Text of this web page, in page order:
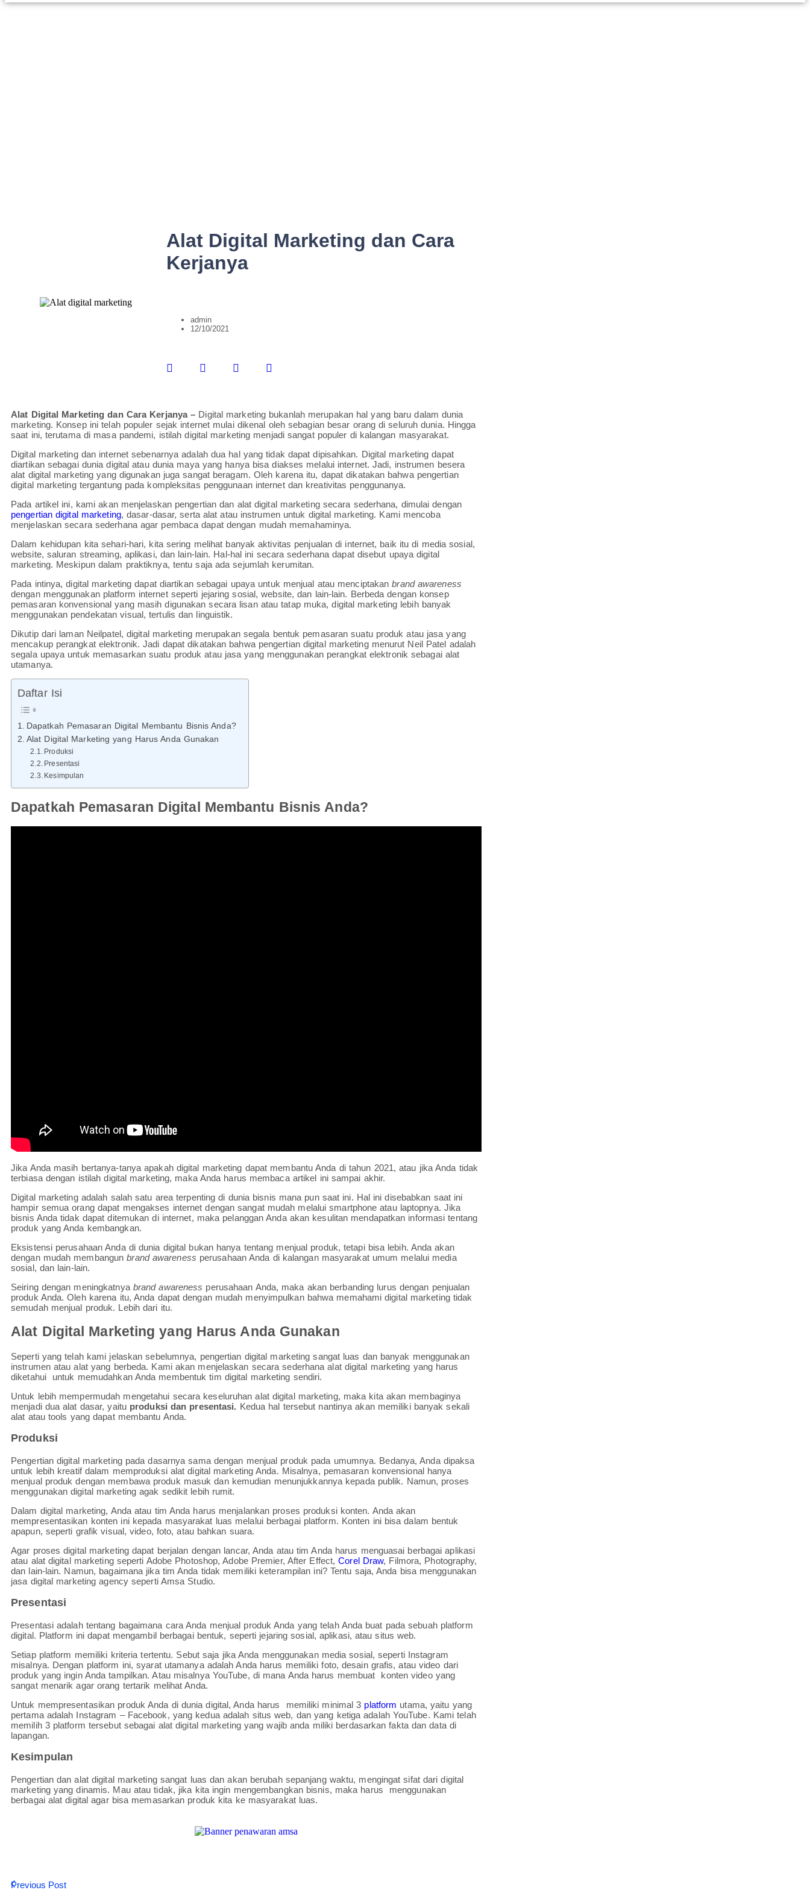
Alat Digital Marketing dan Cara
Kerjanya
admin
12/10/2021
Alat Digital Marketing dan Cara Kerjanya – Digital marketing bukanlah merupakan hal yang baru dalam dunia
marketing. Konsep ini telah populer sejak internet mulai dikenal oleh sebagian besar orang di seluruh dunia. Hingga
saat ini, terutama di masa pandemi, istilah digital marketing menjadi sangat populer di kalangan masyarakat.
Digital marketing dan internet sebenarnya adalah dua hal yang tidak dapat dipisahkan. Digital marketing dapat
diartikan sebagai dunia digital atau dunia maya yang hanya bisa diakses melalui internet. Jadi, instrumen besera
alat digital marketing yang digunakan juga sangat beragam. Oleh karena itu, dapat dikatakan bahwa pengertian
digital marketing tergantung pada kompleksitas penggunaan internet dan kreativitas penggunanya.
Pada artikel ini, kami akan menjelaskan pengertian dan alat digital marketing secara sederhana, dimulai dengan
pengertian digital marketing, dasar-dasar, serta alat atau instrumen untuk digital marketing. Kami mencoba
menjelaskan secara sederhana agar pembaca dapat dengan mudah memahaminya.
Dalam kehidupan kita sehari-hari, kita sering melihat banyak aktivitas penjualan di internet, baik itu di media sosial,
website, saluran streaming, aplikasi, dan lain-lain. Hal-hal ini secara sederhana dapat disebut upaya digital
marketing. Meskipun dalam praktiknya, tentu saja ada sejumlah kerumitan.
Pada intinya, digital marketing dapat diartikan sebagai upaya untuk menjual atau menciptakanbrand awareness
dengan menggunakan platform internet seperti jejaring sosial, website, dan lain-lain. Berbeda dengan konsep
pemasaran konvensional yang masih digunakan secara lisan atau tatap muka, digital marketing lebih banyak
menggunakan pendekatan visual, tertulis dan linguistik.
Dikutip dari laman Neilpatel, digital marketing merupakan segala bentuk pemasaran suatu produk atau jasa yang
mencakup perangkat elektronik. Jadi dapat dikatakan bahwa pengertian digital marketing menurut Neil Patel adalah
segala upaya untuk memasarkan suatu produk atau jasa yang menggunakan perangkat elektronik sebagai alat
utamanya.
Daftar Isi
Dapatkah Pemasaran Digital Membantu Bisnis Anda?
Alat Digital Marketing yang Harus Anda Gunakan
Produksi
Presentasi
Kesimpulan
Dapatkah Pemasaran Digital Membantu Bisnis Anda?
Jika Anda masih bertanya-tanya apakah digital marketing dapat membantu Anda di tahun 2021, atau jika Anda tidak
terbiasa dengan istilah digital marketing, maka Anda harus membaca artikel ini sampai akhir.
Digital marketing adalah salah satu area terpenting di dunia bisnis mana pun saat ini. Hal ini disebabkan saat ini
hampir semua orang dapat mengakses internet dengan sangat mudah melalui smartphone atau laptopnya. Jika
bisnis Anda tidak dapat ditemukan di internet, maka pelanggan Anda akan kesulitan mendapatkan informasi tentang
produk yang Anda kembangkan.
Eksistensi perusahaan Anda di dunia digital bukan hanya tentang menjual produk, tetapi bisa lebih. Anda akan
dengan mudah membangunbrand awareness perusahaan Anda di kalangan masyarakat umum melalui media
sosial, dan lain-lain.
Seiring dengan meningkatnya brand awareness perusahaan Anda, maka akan berbanding lurus dengan penjualan
produk Anda. Oleh karena itu, Anda dapat dengan mudah menyimpulkan bahwa memahami digital marketing tidak
semudah menjual produk. Lebih dari itu.
Alat Digital Marketing yang Harus Anda Gunakan
Seperti yang telah kami jelaskan sebelumnya, pengertian digital marketing sangat luas dan banyak menggunakan
instrumen atau alat yang berbeda. Kami akan menjelaskan secara sederhana alat digital marketing yang harus
diketahui untuk memudahkan Anda membentuk tim digital marketing sendiri.
Untuk lebih mempermudah mengetahui secara keseluruhan alat digital marketing, maka kita akan membaginya
menjadi dua alat dasar, yaitu produksi dan presentasi. Kedua hal tersebut nantinya akan memiliki banyak sekali
alat atau tools yang dapat membantu Anda.
Produksi
Pengertian digital marketing pada dasarnya sama dengan menjual produk pada umumnya. Bedanya, Anda dipaksa
untuk lebih kreatif dalam memproduksi alat digital marketing Anda. Misalnya, pemasaran konvensional hanya
menjual produk dengan membawa produk masuk dan kemudian menunjukkannya kepada publik. Namun, proses
menggunakan digital marketing agak sedikit lebih rumit.
Dalam digital marketing, Anda atau tim Anda harus menjalankan proses produksi konten. Anda akan
mempresentasikan konten ini kepada masyarakat luas melalui berbagai platform. Konten ini bisa dalam bentuk
apapun, seperti grafik visual, video, foto, atau bahkan suara.
Agar proses digital marketing dapat berjalan dengan lancar, Anda atau tim Anda harus menguasai berbagai aplikasi
atau alat digital marketing seperti Adobe Photoshop, Adobe Premier, After Effect,Corel Draw, Filmora, Photography,
dan lain-lain. Namun, bagaimana jika tim Anda tidak memiliki keterampilan ini? Tentu saja, Anda bisa menggunakan
jasa digital marketing agency seperti Amsa Studio.
Presentasi
Presentasi adalah tentang bagaimana cara Anda menjual produk Anda yang telah Anda buat pada sebuah platform
digital. Platform ini dapat mengambil berbagai bentuk, seperti jejaring sosial, aplikasi, atau situs web.
Setiap platform memiliki kriteria tertentu. Sebut saja jika Anda menggunakan media sosial, seperti Instagram
misalnya. Dengan platform ini, syarat utamanya adalah Anda harus memiliki foto, desain grafis, atau video dari
produk yang ingin Anda tampilkan. Atau misalnya YouTube, di mana Anda harus membuat konten video yang
sangat menarik agar orang tertarik melihat Anda.
Untuk mempresentasikan produk Anda di dunia digital, Anda harus memiliki minimal 3 platform utama, yaitu yang
pertama adalah Instagram – Facebook, yang kedua adalah situs web, dan yang ketiga adalah YouTube. Kami telah
memilih 3 platform tersebut sebagai alat digital marketing yang wajib anda miliki berdasarkan fakta dan data di
lapangan.
Kesimpulan
Pengertian dan alat digital marketing sangat luas dan akan berubah sepanjang waktu, mengingat sifat dari digital
marketing yang dinamis. Mau atau tidak, jika kita ingin mengembangkan bisnis, maka harus menggunakan
berbagai alat digital agar bisa memasarkan produk kita ke masyarakat luas.
Previous Post